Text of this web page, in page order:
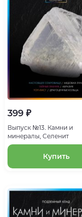
399 ₽
Выпуск №13. Камни и
минералы, Селенит
Купить